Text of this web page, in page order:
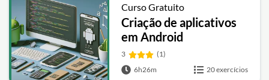
Curso Gratuito
Criação de aplicativos
em Android
3
(1)
6h26m
20 exercícios